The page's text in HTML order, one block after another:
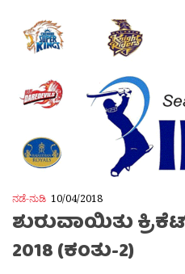
ನಡೆ-ನುಡಿ 10/04/2018
ಶುರುವಾಯಿತು
2018 (ಕಂತು-2)